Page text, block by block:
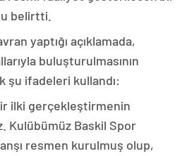
belirtti.
yaptığı açıklamada,
buluşturulmasının
şu ifadeleri kullandı:
ilki gerçekleştirmenin
Kulübümüz Baskil Spor
resmen kurulmuş olup,